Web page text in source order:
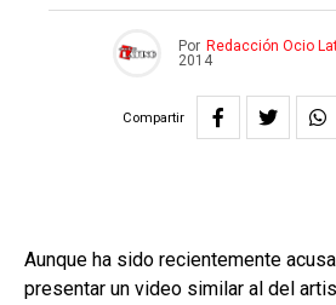
Por Redacción Ocio
2014
Compartir
Aunque ha sido recientemente
presentar un video similar al del